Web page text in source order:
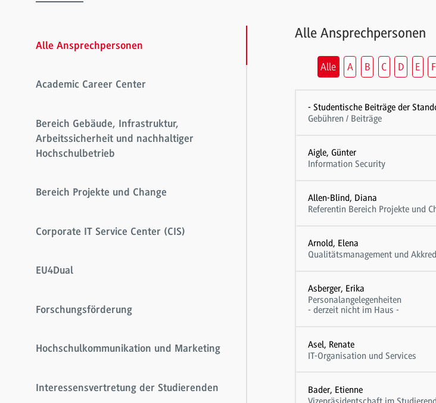
Alle Ansprechpersonen
Academic Career Center
Bereich Gebäude, Infrastruktur,
Arbeitssicherheit und nachhaltiger
Hochschulbetrieb
Bereich Projekte und Change
Corporate IT Service Center (CIS)
EU4Dual
Forschungsförderung
Hochschulkommunikation und Marketing
Interessensvertretung der Studierenden
Alle Ansprechpersonen
Alle A B C D E F
- Studentische Beiträge der
Gebühren / Beiträge
Aigle, Günter
Information Security
Allen-Blind, Diana
Referentin Bereich Projekte und
Arnold, Elena
Qualitätsmanagement und
Asberger, Erika
Personalangelegenheiten
- derzeit nicht im Haus -
Asel, Renate
IT-Organisation und Services
Bader, Etienne